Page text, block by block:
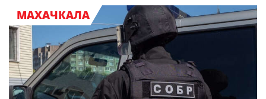
МАХАЧКАЛА